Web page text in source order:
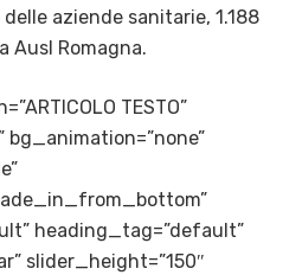
aziende sanitarie, 1.188
Ausl Romagna.
TESTO”
bg_animation=”none”
heading_tag=”default”
slider_height=”150″